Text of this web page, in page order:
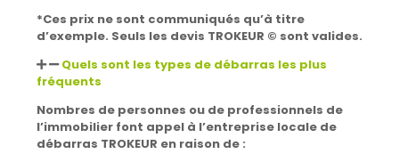
*Ces prix ne sont communiqués qu’à titre
d’exemple. Seuls les devis TROKEUR © sont valides.
Quels sont les types de débarras les plus
fréquents
Nombres de personnes ou de professionnels de
l’immobilier font appel à l’entreprise locale de
débarras TROKEUR en raison de :